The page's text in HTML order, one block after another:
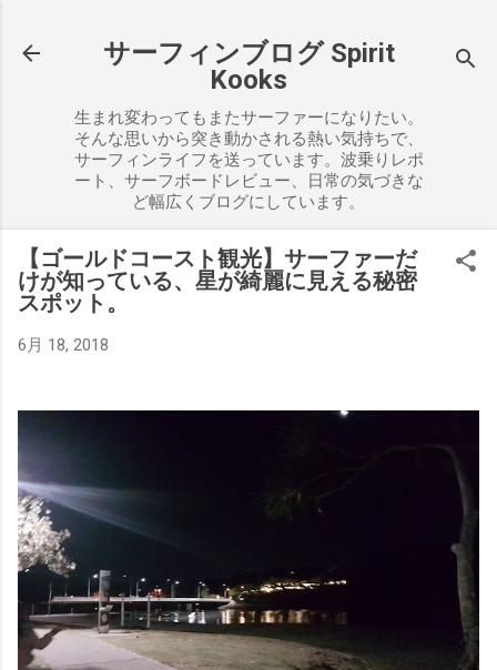
サーフィンブログ Spirit
Kooks
生まれ変わってもまたサーファーになりたい。
そんな思いから突き動かされる熱い気持ちで、
サーフィンライフを送っています。波乗りレポ
ート、サーフボードレビュー、日常の気づきな
ど幅広くブログにしています。
【ゴールドコースト観光】サーファーだ
けが知っている、星が綺麗に見える秘密
スポット。
6月 18, 2018